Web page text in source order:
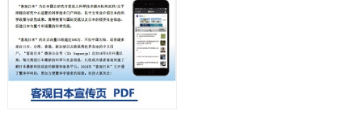
政策
日本科研费增设国际共同研究强化新类别，促进青年研究人员赴海外开
展研究
经济・社会
铁道综研新任理事长芦谷公稔：依托超导和防灾等核心优势服务社会
科学研究